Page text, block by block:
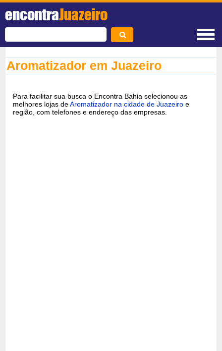
encontraJuazeiro
Aromatizador em Juazeiro
Para facilitar sua busca o Encontra Bahia selecionou as
melhores lojas deAromatizador na cidade de Juazeiro e
região, com telefones e endereço das empresas.